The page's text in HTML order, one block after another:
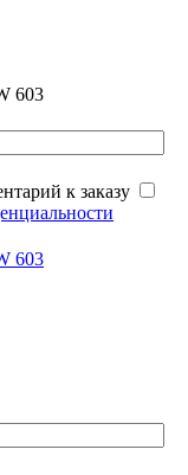
603
к заказу
603